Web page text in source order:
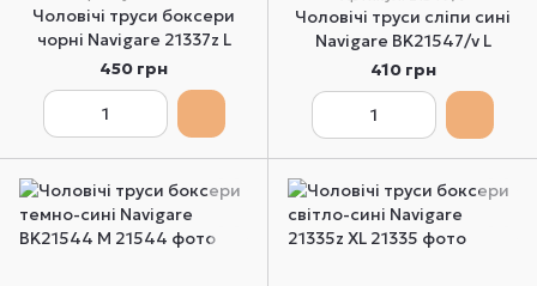
Чоловічі труси боксери
чорні Navigare 21337z L
450 грн
Чоловічі труси сліпи сині
Navigare BK21547/v L
410 грн